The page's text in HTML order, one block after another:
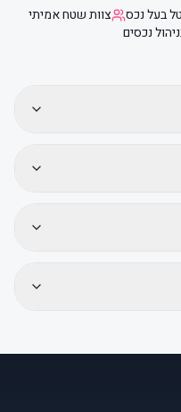
בעל נכס
צוות שטח אמיתי
נכסים